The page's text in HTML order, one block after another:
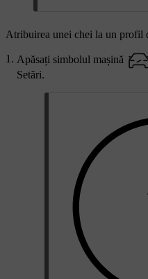
Atribuirea unei chei la un profil
Apăsați simbolul mașină
Setări.